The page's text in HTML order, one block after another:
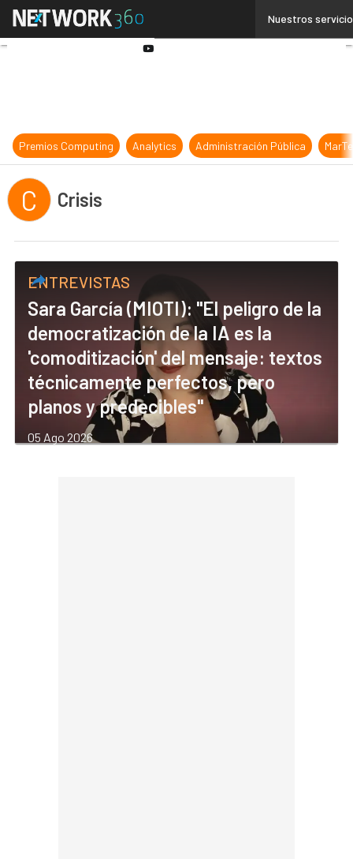
Nuestros
Premios Computing Analytics Administración Pública
C Crisis
ENTREVISTAS
Sara García (MIOTI): "El peligro de la
democratización de la IA es la
'comoditización' del mensaje: textos
técnicamente perfectos, pero
planos y predecibles"
05 Ago 2026